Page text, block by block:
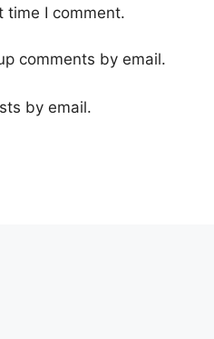
time I comment.
comments by email.
by email.